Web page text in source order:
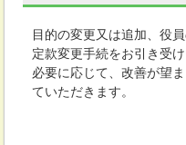
目的の変更又は追加、役
定款変更手続をお引き受け
必要に応じて、改善が望
ていただきます。